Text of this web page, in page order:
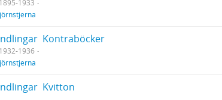
1895-1933
 Kontraböcker
1932-1936
 Kvitton